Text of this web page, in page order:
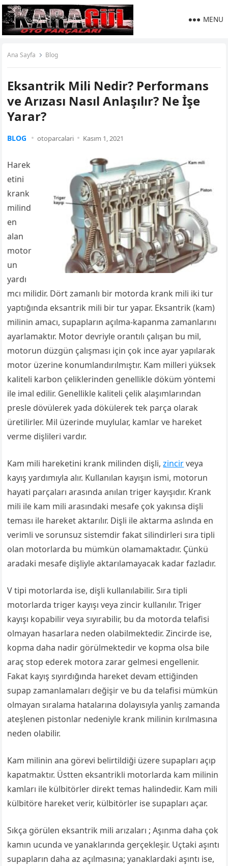
MENU
Ana Sayfa Blog
Eksantrik Mili Nedir? Performans
ve Arızası Nasıl Anlaşılır? Ne İşe
Yarar?
BLOG otoparcalari Kasım 1, 2021
Harek
etini
krank
milind
en
alan
motor
un
yardı
mcı milidir. Dört zamanlı bir motorda krank mili iki tur
yaptığında eksantrik mili bir tur yapar. Eksantrik (kam)
milinin amacı, supapların açılma-kapanma zamanlarını
ayarlamaktır. Motor devriyle orantılı çalışan bu mil,
motorun düzgün çalışması için çok ince ayar yapılarak
motor üzerine konumlandırılmıştır. Kam milleri yüksek
kaliteli karbon çeliklerinden genellikle döküm yöntemi
ile imal edilir. Genellikle kaliteli çelik alaşımlarından
presle dövülerek yada dökülerek tek parça olarak
üretilirler. Mil üzerinde muylular, kamlar ve hareket
verme dişlileri vardır.
Kam mili hareketini krank milinden dişli,zincirveya
kayış yardımıyla alır. Kullanılan kayışın ismi, motorun
hayati parçaları arasında anılan triger kayışıdır. Krank
mili ile kam mili arasındaki mesafe çok yakınsa dişli
teması ile hareket aktarılır. Dişli ile aktarma aslında en
verimli ve sorunsuz sistemdir fakat silindirleri sıra tipli
olan motorlarda bu mümkün olamamaktadır. Çünkü
aradaki mesafe dişliyle aktarılamayacak kadar fazladır.
V tipi motorlarda ise, dişli kullanılabilir. Sıra tipli
motorlarda triger kayışı veya zincir kullanılır. Triger
kayışı kopabilir veya sıyırabilir, bu da motorda telafisi
olmayan hasarlara neden olabilmektedir. Zincirde ise,
kopma daha nadir görülmektedir ve kopma olsa bile
araç stop ederek motora zarar gelmesi engellenir.
Fakat kayış sıyırdığında hareket devam ettiğinden
supap zamanlamaları değişir ve bu da telafisi mümkün
olmayan sıralama hatalarına dolayısıyla yanlış zamanda
ateşlenen pistonlar nedeniyle krank milinin kırılmasına
neden olabilir.
Kam milinin ana görevi belirtildiği üzere supapları açıp
kapatmaktır. Üstten eksantrikli motorlarda kam milinin
kamları ile külbitörler direkt temas halindedir. Kam mili
külbitöre hareket verir, külbitörler ise supapları açar.
Sıkça görülen eksantrik mili arızaları ; Aşınma daha çok
kamın ucunda ve yanaklarında gerçekleşir. Uçtaki aşıntı
supapların daha az açılmasına; yanaklardaki aşıntı ise,